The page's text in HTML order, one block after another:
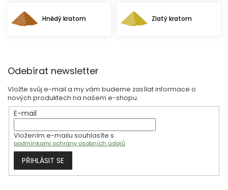
Hnědý kratom Zlatý kratom
Odebírat newsletter
Vložte svůj e-mail a my vám budeme zasílat informace o
nových produktech na našem e-shopu.
E-mail
Vložením e-mailu souhlasíte s
podmínkami ochrany osobních údajů
PŘIHLÁSIT SE